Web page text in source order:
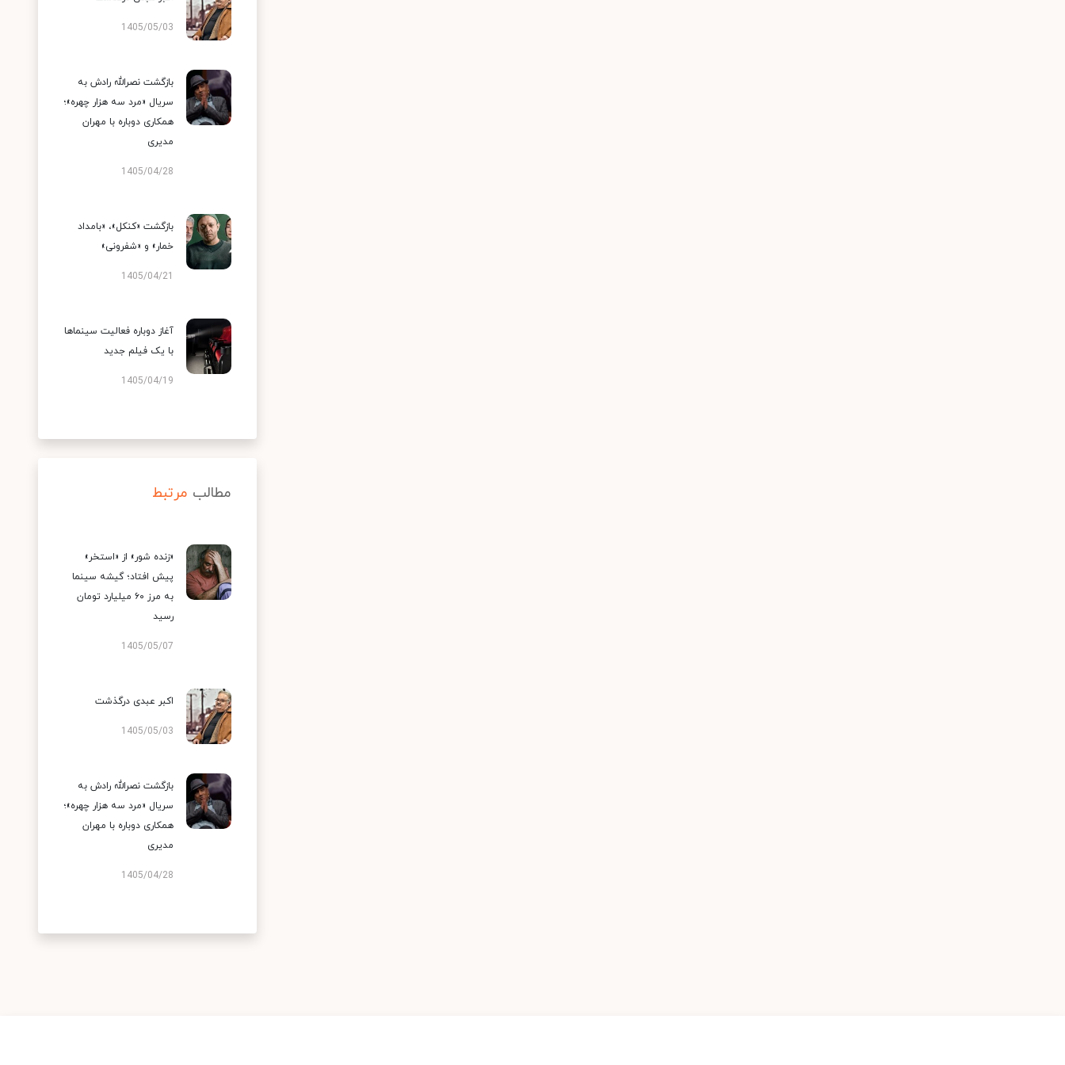
1405/05/03
بازگشت نصرالله رادش به
سریال «مرد سه هزار چهره»؛
همکاری دوباره با مهران
مدیری
1405/04/28
بازگشت «کنکل»، «بامداد
خمار» و «شفرونی»
1405/04/21
آغاز دوباره فعالیت سینماها
با یک فیلم جدید
1405/04/19
مطالب مرتبط
«زنده شور» از «استخر»
پیش افتاد؛ گیشه سینما
به مرز ۶۰ میلیارد تومان
رسید
1405/05/07
اکبر عبدی درگذشت
1405/05/03
بازگشت نصرالله رادش به
سریال «مرد سه هزار چهره»؛
همکاری دوباره با مهران
مدیری
1405/04/28